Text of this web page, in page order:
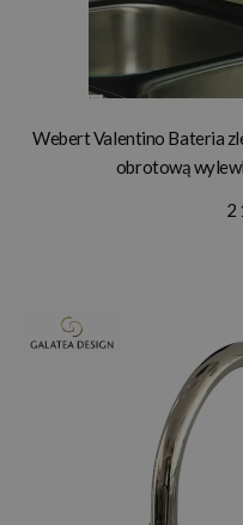
Webert Valentino Bateria
obrotową
2